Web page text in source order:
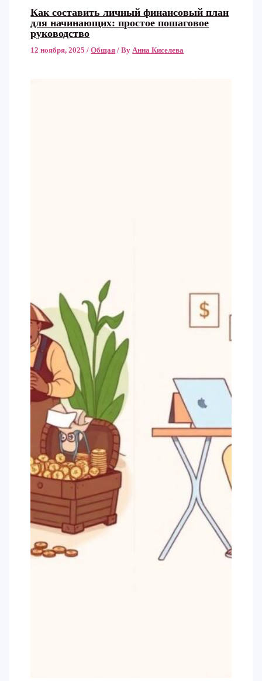
Как составить личный финансовый план
для начинающих: простое пошаговое
руководство
12 ноября, 2025/Общая / ByАнна Киселева